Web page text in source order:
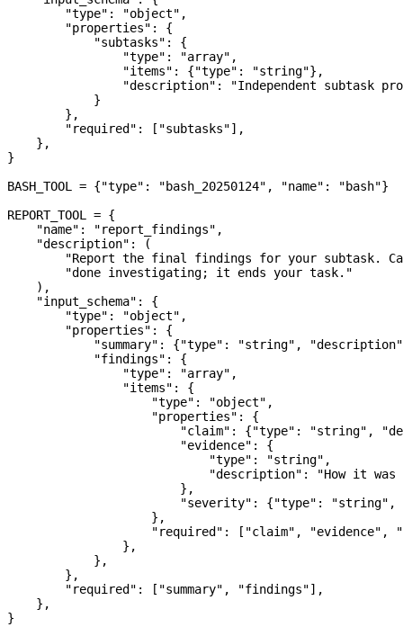
        "type"
: "object" ,
        "properties"
: {
            "subtasks"
: {
                "type"
: "array" ,
                "items"
: {"type" : "string"},
                "description"
:
"Independent subtask
            }
        },
        "required"
: [ "subtasks"],
    },
}
BASH_TOOL = {"type" : "bash_20250124" , "name" : "bash"}
REPORT_TOOL = {
    "name"
: "report_findings" ,
    "description"
: (
"Report the final findings for your subtask.
        "done investigating; it ends your task."
    ),
    "input_schema"
: {
        "type"
: "object" ,
        "properties"
: {
            "summary"
: {"type" : "string" ,
"description"
            "findings"
: {
                "type"
: "array" ,
                "items"
: {
                    "type"
: "object" ,
                    "properties"
: {
                        "claim"
: {"type" : "string" ,
                        "evidence"
: {
                            "type"
: "string" ,
                            "description"
:
"How it
                        },
                        "severity"
: {"type" : "string" ,
                    },
                    "required"
: [ "claim" , "evidence" ,
                },
            },
        },
        "required"
: [ "summary" , "findings"],
    },
}